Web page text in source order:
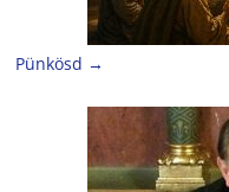
Pünkösd →